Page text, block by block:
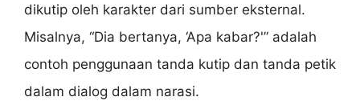
dikutip oleh karakter dari sumber eksternal.
Misalnya, “Dia bertanya, ‘Apa kabar?'” adalah
contoh penggunaan tanda kutip dan tanda petik
dalam dialog dalam narasi.